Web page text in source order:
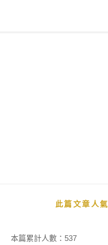
此篇文章人氣
本篇累計人數： 537